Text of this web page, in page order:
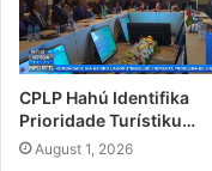
CPLP Hahú Identifika
Prioridade Turístiku…
August 1, 2026